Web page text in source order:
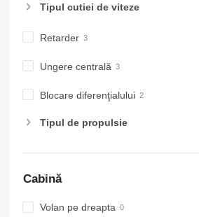
Tipul cutiei de viteze
Retarder
Ungere centrală
Blocare diferenţialului
Tipul de propulsie
Cabină
Volan pe dreapta